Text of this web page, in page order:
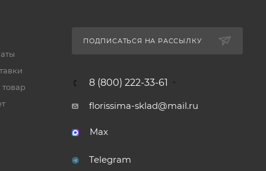
ПОДПИСАТЬСЯ НА РАССЫЛКУ
8 (800) 222-33-61
florissima-sklad@mail.ru
Max
Telegram